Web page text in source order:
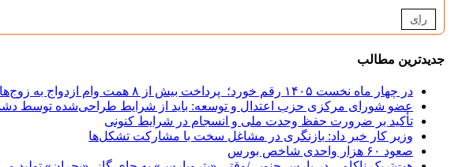
رای
جدیدترین مطالب
در چهار ماه نخست ۱۴۰۵ رقم خورد؛
پرداخت بیش از ۸ همت وام ازدواج به زوج‌های جوان توسط بانک ملی ایران
عضو شورای مرکزی حزب اعتدال و توسعه: باید از شرایط طراحی‌شده توسط
تأکید بر ضرورت حفظ وحدت ملی و انسجام در شرایط کنونی
وزیر کار خبر داد: بازنگری در مشاغل سخت با مشارکت تشکل‌ها
صعود ۶۰ هزار واحدی شاخص بورس